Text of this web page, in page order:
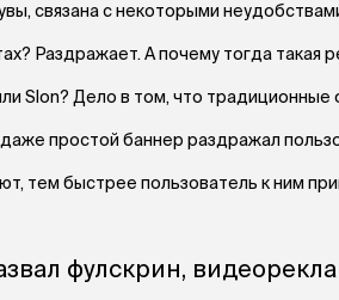
связана с некоторыми
Раздражает. А почему тогда такая
Slon? Дело в том, что
простой баннер раздражал
тем быстрее пользователь к ним
фулскрин,